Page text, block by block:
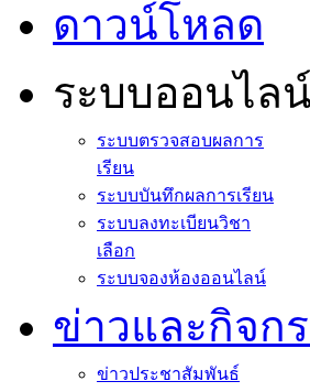
ดาวน์โหลด
ระบบออนไลน์
ระบบตรวจสอบผลการ
เรียน
ระบบบันทึกผลการเรียน
ระบบลงทะเบียนวิชา
เลือก
ระบบจองห้องออนไลน์
ข่าวและกิจก
ข่าวประชาสัมพันธ์